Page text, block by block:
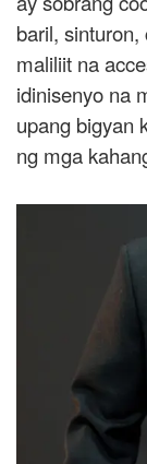
baril,
maliliit na
idinisenyo na
upang bigyan
ng mga